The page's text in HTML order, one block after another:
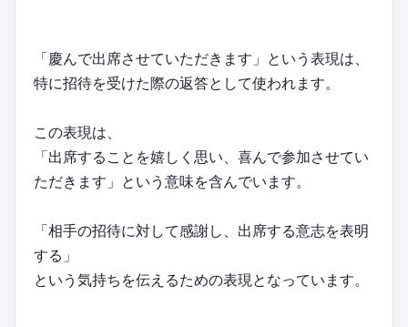
「慶んで出席させていただきます」という表現は、
特に招待を受けた際の返答として使われます。
この表現は、
「出席することを嬉しく思い、喜んで参加させてい
ただきます」という意味を含んでいます。
「相手の招待に対して感謝し、出席する意志を表明
する」
という気持ちを伝えるための表現となっています。